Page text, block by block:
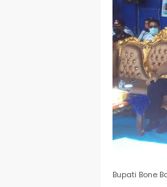
Bupati Bone